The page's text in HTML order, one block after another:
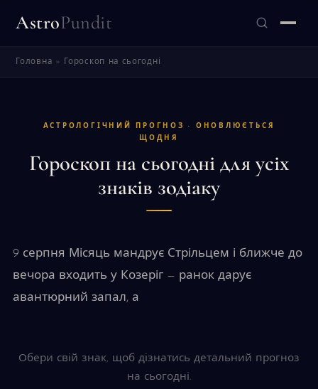
AstroPundit
Головна » Гороскоп на сьогодні
АСТРОЛОГІЧНИЙ ПРОГНОЗ · ОНОВЛЮЄТЬСЯ
ЩОДНЯ
Гороскоп на сьогодні для усіх
знаків зодіаку
9 серпня Місяць мандрує Стрільцем і ближче до
вечора входить у Козеріг — ранок дарує
авантюрний запал, а
Обери свій знак, щоб дізнатись детальний прогноз
на сьогодні.